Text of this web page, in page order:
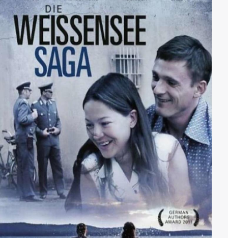
sondern auch immer wieder den mobbenden
Kolleginnen stellen muss. Und dann ist da auch noch
der zweite Boss Marcus Schoener, der den
Mitarbeiterinnen reihenweise den Kopf verdreht…